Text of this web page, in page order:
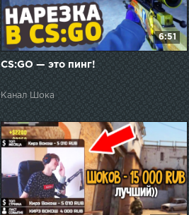
6:51
CS:GO — это пинг!
Канал Шока